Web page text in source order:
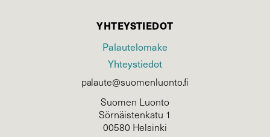
YHTEYSTIEDOT
Palautelomake
Yhteystiedot
palaute@suomenluonto.fi
Suomen Luonto
Sörnäistenkatu 1
00580 Helsinki